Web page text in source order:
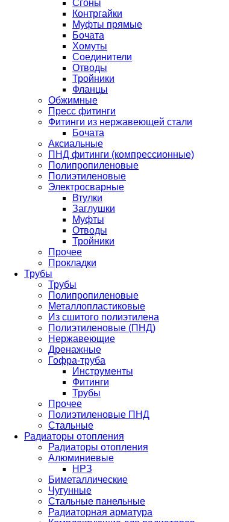
Сгоны
Контргайки
Муфты прямые
Бочата
Хомуты
Соединители
Отводы
Тройники
Фланцы
Обжимные
Пресс фитинги
Фитинги из нержавеющей стали
Бочата
Аксиальные
ПНД фитинги (компрессионные)
Полипропиленовые
Полиэтиленовые
Электросварные
Втулки
Заглушки
Муфты
Отводы
Тройники
Прочее
Прокладки
Трубы
Трубы
Полипропиленовые
Металлопластиковые
Из сшитого полиэтилена
Полиэтиленовые (ПНД)
Нержавеющие
Дренажные
Гофра-труба
Инструменты
Фитинги
Трубы
Прочее
Полиэтиленовые ПНД
Стальные
Радиаторы отопления
Радиаторы отопления
Алюминиевые
НРЗ
Биметаллические
Чугунные
Стальные панельные
Радиаторная арматура